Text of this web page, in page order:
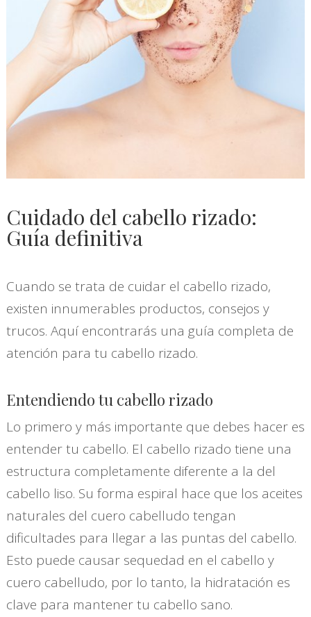
Cuidado del cabello rizado:
Guía definitiva
Cuando se trata de cuidar el cabello rizado,
existen innumerables productos, consejos y
trucos. Aquí encontrarás una guía completa de
atención para tu cabello rizado.
Entendiendo tu cabello rizado
Lo primero y más importante que debes hacer es
entender tu cabello. El cabello rizado tiene una
estructura completamente diferente a la del
cabello liso. Su forma espiral hace que los aceites
naturales del cuero cabelludo tengan
dificultades para llegar a las puntas del cabello.
Esto puede causar sequedad en el cabello y
cuero cabelludo, por lo tanto, la hidratación es
clave para mantener tu cabello sano.